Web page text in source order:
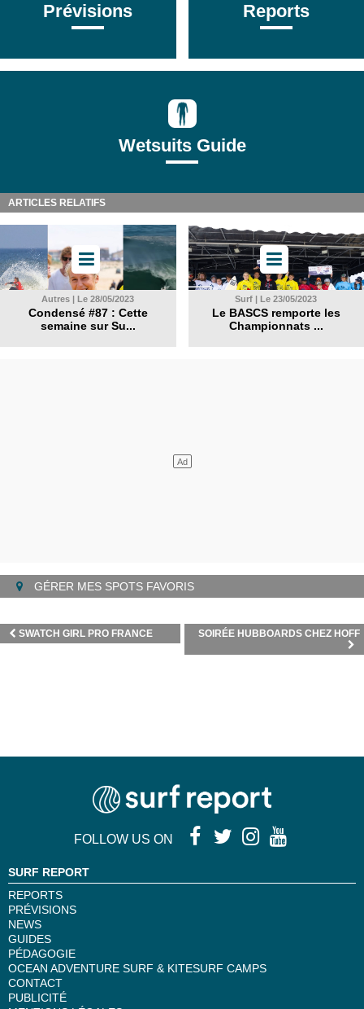
Prévisions Reports
Wetsuits Guide
ARTICLES RELATIFS
Autres | Le 28/05/2023
Condensé #87 : Cette
semaine sur Su...
Surf | Le 23/05/2023
Le BASCS remporte les
Championnats ...
GÉRER MES SPOTS FAVORIS
SOIRÉE HUBBOARDS CHEZ HOFF
SWATCH GIRL PRO FRANCE
FOLLOW US ON
SURF REPORT
REPORTS
PRÉVISIONS
NEWS
GUIDES
PÉDAGOGIE
OCEAN ADVENTURE SURF & KITESURF CAMPS
CONTACT
PUBLICITÉ